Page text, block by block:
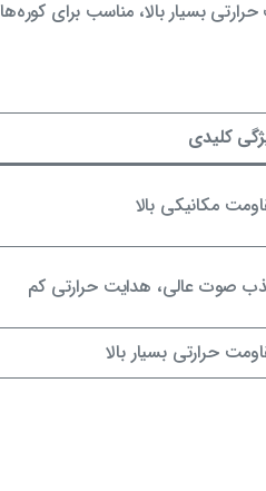
کلیدی
مکانیکی بالا
صوت عالی، هدایت حرارتی کم
حرارتی بسیار بالا